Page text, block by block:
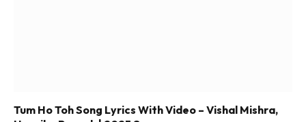
Tum Ho Toh Song Lyrics With Video – Vishal Mishra,